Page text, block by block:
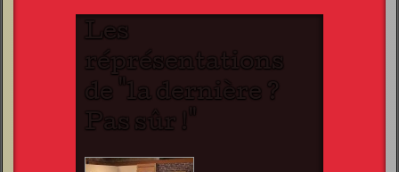
Les
réprésentations
de "la dernière ?
Pas sûr !"